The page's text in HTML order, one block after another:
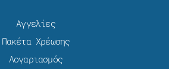
Αγγελίες
Πακέτα Χρέωσης​
Λογαριασμός